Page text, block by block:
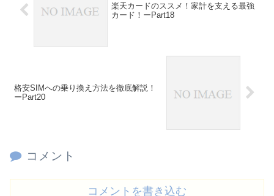
楽天カードのススメ！家計を支える最強
カード！ーPart18
格安SIMへの乗り換え方法を徹底解説！
ーPart20
コメント
コメントを書き込む